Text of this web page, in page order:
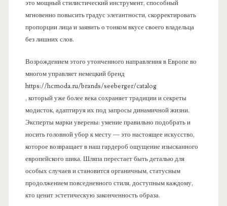
это мощный стилистический инструмент, способный
мгновенно повысить градус элегантности, скорректировать
пропорции лица и заявить о тонком вкусе своего владельца
без лишних слов.
Возрождением этого утонченного направления в Европе во
многом управляет немецкий бренд
https://hcmoda.ru/brands/seeberger/catalog
, который уже более века сохраняет традиции и секреты
модисток, адаптируя их под запросы динамичной жизни.
Эксперты марки уверены: умение правильно подобрать и
носить головной убор к месту — это настоящее искусство,
которое возвращает в наш гардероб ощущение изысканного
европейского шика. Шляпа перестает быть деталью для
особых случаев и становится органичным, статусным
продолжением повседневного стиля, доступным каждому,
кто ценит эстетическую законченность образа.